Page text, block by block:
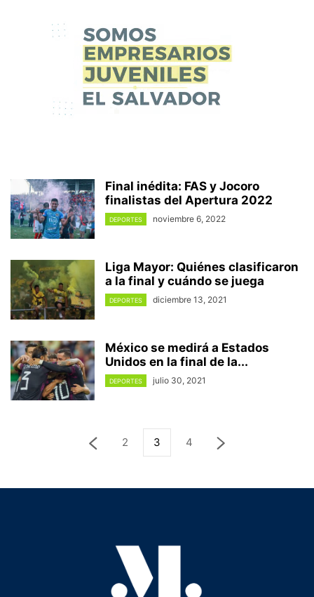
Final inédita: FAS y Jocoro
finalistas del Apertura 2022
DEPORTES noviembre 6, 2022
Liga Mayor: Quiénes clasificaron
a la final y cuándo se juega
DEPORTES diciembre 13, 2021
México se medirá a Estados
Unidos en la final de la...
DEPORTES julio 30, 2021
2 3 4